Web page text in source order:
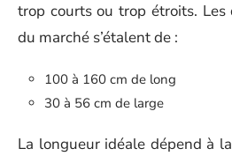
trop courts ou trop étroits. Les
du marché s’étalent de :
100 à 160 cm de long
30 à 56 cm de large
La longueur idéale dépend à